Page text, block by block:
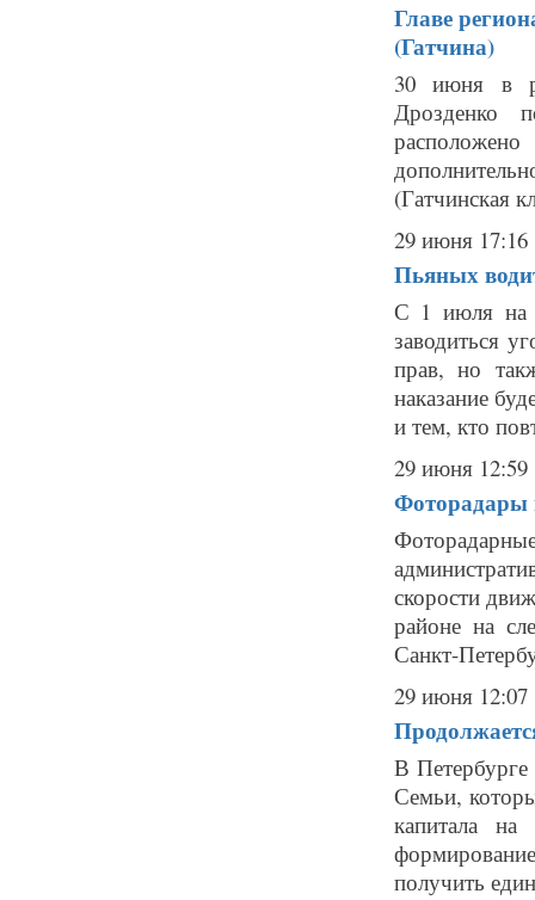
Главе
(Гатчина)
30 июня в
Дрозденко
(Гатчинская
29 июня 17:16
Пьяных
С 1 июля на
заводиться
прав, но
наказание
и тем, кто
29 июня 12:59
Фоторадары
скорости
районе на
Санкт-
29 июня 12:07
В
Семьи,
капитала
получить